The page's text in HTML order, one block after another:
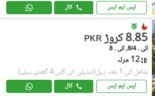
ایس ایم ایس کال
PKR 8.85 کروڑ
آئی ۔ 8/4, آئی ۔ 8
12 مرلہ
شامل کی:1 ہفتہ پہل (تبدیلی کی گئی:4 گھنٹے پہلے)
ایس ایم ایس کال